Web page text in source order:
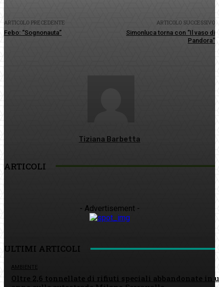
ARTICOLO PRECEDENTE
Febo: “Sognonauta”
ARTICOLO SUCCESSIVO
Simonluca torna con “Il vaso di
Pandora”
Tiziana Barbetta
ARTICOLI
- Advertisement -
ULTIMI ARTICOLI
AMBIENTE
Oltre 2,6 tonnellate di rifiuti speciali abbandonate in